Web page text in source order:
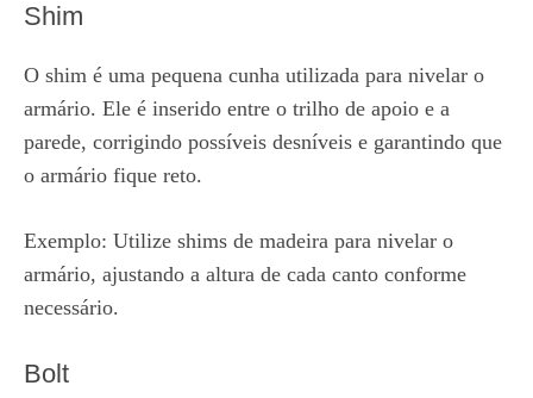
Shim
O shim é uma pequena cunha utilizada para nivelar o
armário. Ele é inserido entre o trilho de apoio e a
parede, corrigindo possíveis desníveis e garantindo que
o armário fique reto.
Exemplo: Utilize shims de madeira para nivelar o
armário, ajustando a altura de cada canto conforme
necessário.
Bolt